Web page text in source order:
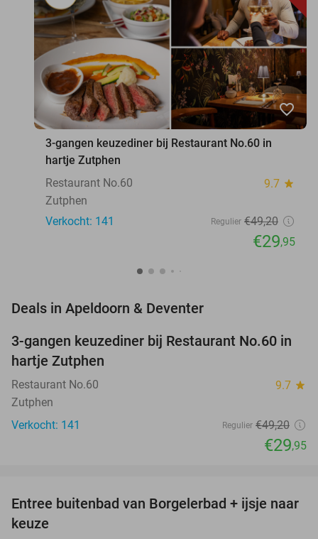
favorite_border
3-gangen keuzediner bij Restaurant No.60 in
hartje Zutphen
Restaurant No.60
9.7 star
Zutphen
Verkocht: 141
Regulier €49,20
€29,95
Deals in Apeldoorn & Deventer
39%
3-gangen keuzediner bij Restaurant No.60 in
hartje Zutphen
Restaurant No.60 9.7 star
Zutphen
Verkocht: 141
Regulier €49,20
€29,95
21%
TODAY
Entree buitenbad van Borgelerbad + ijsje naar
keuze